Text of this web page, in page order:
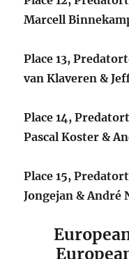
Marcell
Place 13,
van Klaveren &
Place 14,
Pascal Koster &
Place 15,
Jongejan & André